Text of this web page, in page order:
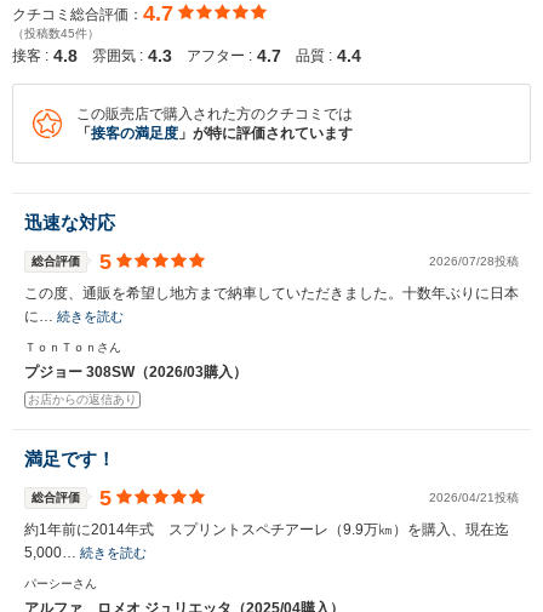
クチコミ総合評価： 4.7
（投稿数45件）
接客 : 4.8 雰囲気 : 4.3 アフター : 4.7 品質 : 4.4
この販売店で購入された方のクチコミでは
「 接客の満足度 」が特に評価されています
迅速な対応
総合評価 5 2026/07/28投稿
この度、通販を希望し地方まで納車していただきました。十数年ぶりに日本
に… 続きを読む
ＴｏｎＴｏｎさん
プジョー 308SW（2026/03購入）
お店からの返信あり
満足です！
総合評価 5 2026/04/21投稿
約1年前に2014年式 スプリントスペチアーレ（9.9万㎞）を購入、現在迄
5,000… 続きを読む
パーシーさん
アルファ ロメオ ジュリエッタ（2025/04購入）